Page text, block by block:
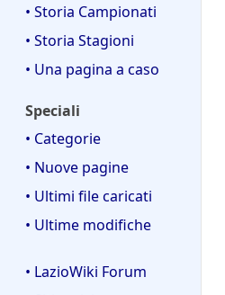
• Storia Campionati
• Storia Stagioni
• Una pagina a caso
Speciali
• Categorie
• Nuove pagine
• Ultimi file caricati
• Ultime modifiche
• LazioWiki Forum